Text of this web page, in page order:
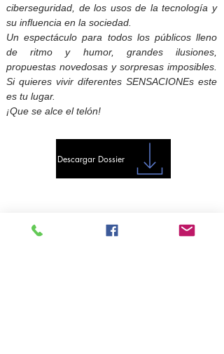
ciberseguridad, de los usos de la tecnología y
su influencia en la sociedad.
Un espectáculo para todos los públicos lleno
de ritmo y humor, grandes ilusiones,
propuestas novedosas y sorpresas imposibles.
Si quieres vivir diferentes SENSACIONEs este
es tu lugar.
¡Que se alce el telón!
Descargar Dossier